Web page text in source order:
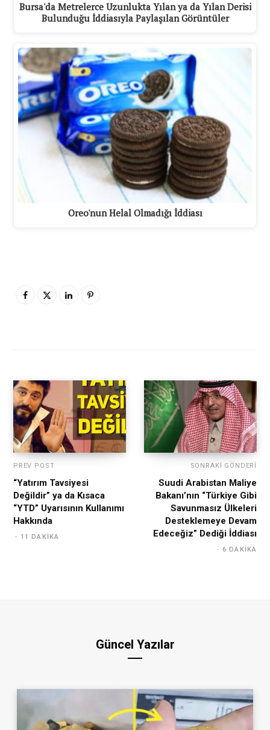
Bursa'da Metrelerce Uzunlukta Yılan ya da Yılan Derisi
Bulunduğu İddiasıyla Paylaşılan Görüntüler
Oreo'nun Helal Olmadığı İddiası
PREV POST
“Yatırım Tavsiyesi
Değildir” ya da Kısaca
“YTD” Uyarısının Kullanımı
Hakkında
11 DAKIKA
SONRAKI GÖNDERI
Suudi Arabistan Maliye
Bakanı’nın “Türkiye Gibi
Savunmasız Ülkeleri
Desteklemeye Devam
Edeceğiz” Dediği İddiası
6 DAKIKA
Güncel Yazılar